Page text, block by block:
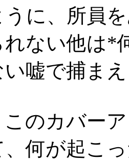
に、所員
れない他は*
嘘で捕ま
のカバー
、何が起こ